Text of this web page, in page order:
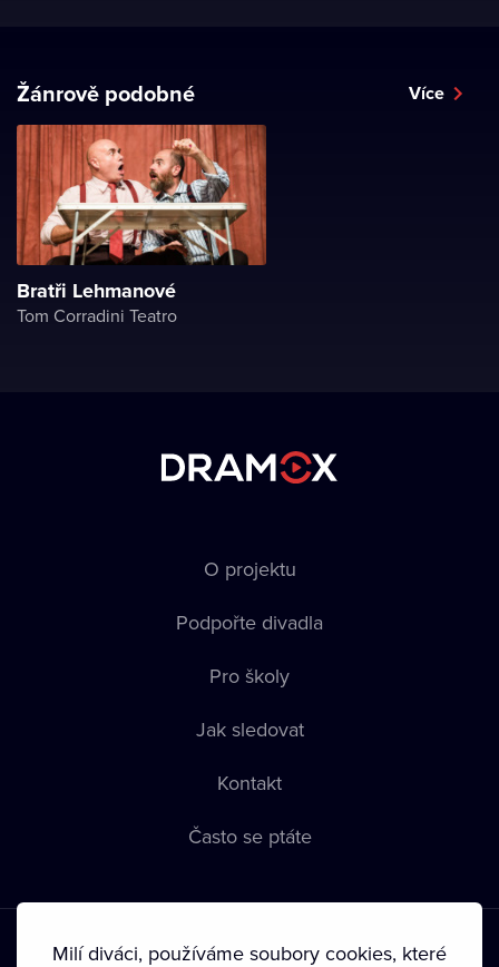
Žánrově podobné Více
Bratři Lehmanové
Tom Corradini Teatro
O projektu
Podpořte divadla
Pro školy
Jak sledovat
Kontakt
Často se ptáte
Milí diváci, používáme soubory cookies, které